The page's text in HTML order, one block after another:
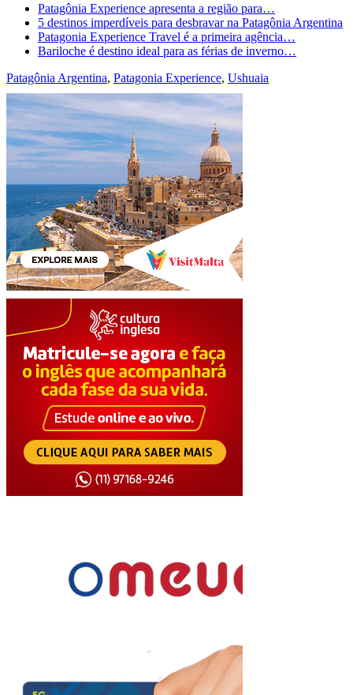
Patagônia Experience apresenta a região para…
5 destinos imperdíveis para desbravar na Patagônia Argentina
Patagonia Experience Travel é a primeira agência…
Bariloche é destino ideal para as férias de inverno…
Patagônia Argentina, Patagonia Experience, Ushuaia